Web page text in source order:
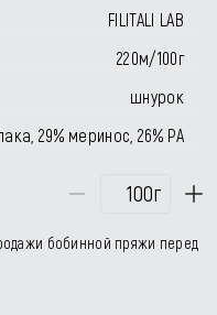
FILITALI LAB
220м/100г
шнурок
29% меринос, 26% РА
г
бобинной пряжи перед